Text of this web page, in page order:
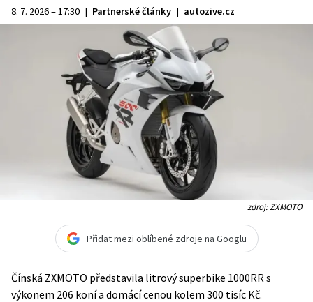
8. 7. 2026 – 17:30 | Partnerské články | autozive.cz
zdroj: ZXMOTO
Přidat mezi oblíbené zdroje na Googlu
Čínská ZXMOTO představila litrový superbike 1000RR s
výkonem 206 koní a domácí cenou kolem 300 tisíc Kč.